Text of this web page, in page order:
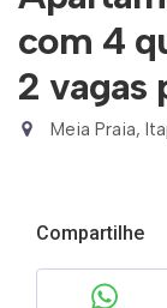
com 4
2 vagas
Meia Praia,
Compartilhe